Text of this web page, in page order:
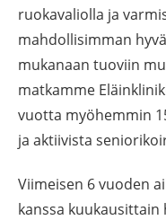
ruokavaliolla ja
mahdollisimman
mukanaan tuoviin
matkamme
vuotta myöhemmin
ja aktiivista
Viimeisen 6 vuoden
kanssa kuukausittain